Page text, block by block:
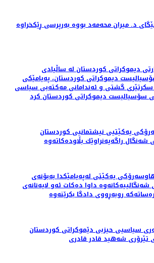
د. میران محەمەد بووە بەرپرسی ڕێکخراوە
دیموکراتی کوردستان له‌ ساڵیادی
دیموکراتی کوردستان، په‌یامێكی
سکرتێری گشتی و ئەندامانی مەکتەبی سیاسی
سۆسیالیست دیموکراتی کوردستان كرد
یه‌كێتیی نیشتمانیی كوردستان
یه‌كێتی له‌په‌یامێكدا به‌بۆنه‌ی
داوا ده‌كات ئه‌و لایه‌نانه‌ی
سیاسیی حیزبی دێموکراتی کوردستان
تێرۆری شەهید قادر قادری